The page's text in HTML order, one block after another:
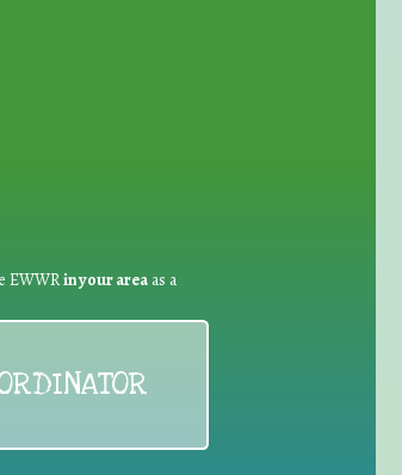
EWWRin your areaas a